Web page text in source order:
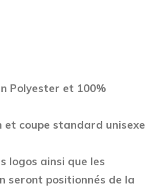
Polyester et 100%
coupe standard unisexe
logos ainsi que les
seront positionnés de la